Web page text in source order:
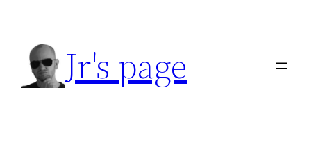
obsah
Jr's page